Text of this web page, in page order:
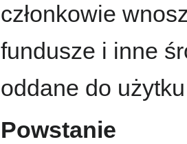
członkowie
fundusze i inne
oddane do
Powstanie